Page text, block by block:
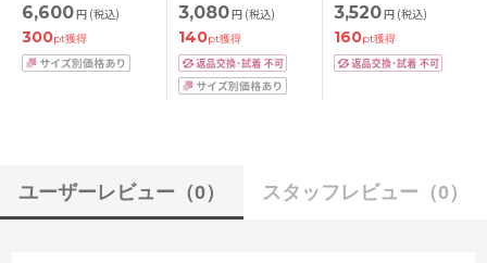
ー65/70/75/80/85cm
6,600円 (税込)
300pt獲得
3,080円 (税込)
140pt獲得
3,520円 (税込)
160pt獲得
ユーザーレビュー （0） スタッフレビュー （0）